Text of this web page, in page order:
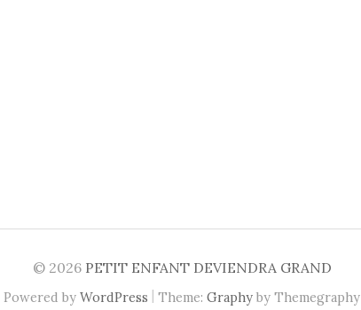
© 2026 PETIT ENFANT DEVIENDRA GRAND
Powered by WordPress | Theme: Graphy by Themegraphy